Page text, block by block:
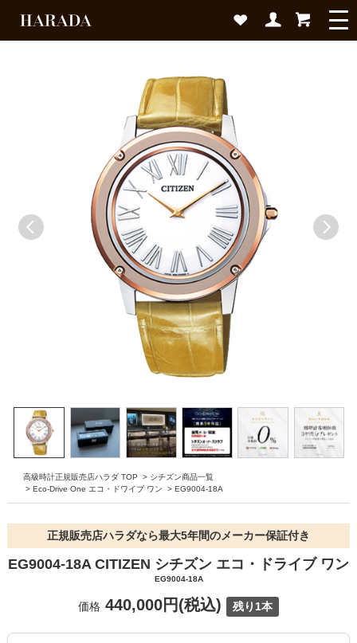
高級時計正規販売店ハラダ TOP > シチズン商品一覧
> Eco-Drive One エコ・ドワイブ ワン > EG9004-18A
正規販売店ハラダなら最大5年間のメーカー保証付き
EG9004-18A CITIZEN シチズン エコ・ドライブ ワン
EG9004-18A
価格 440,000円(税込) 残り1本